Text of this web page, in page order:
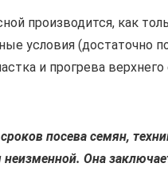
производится, как
условия (достаточно
и прогрева верхнего
посева семян,
неизменной. Она